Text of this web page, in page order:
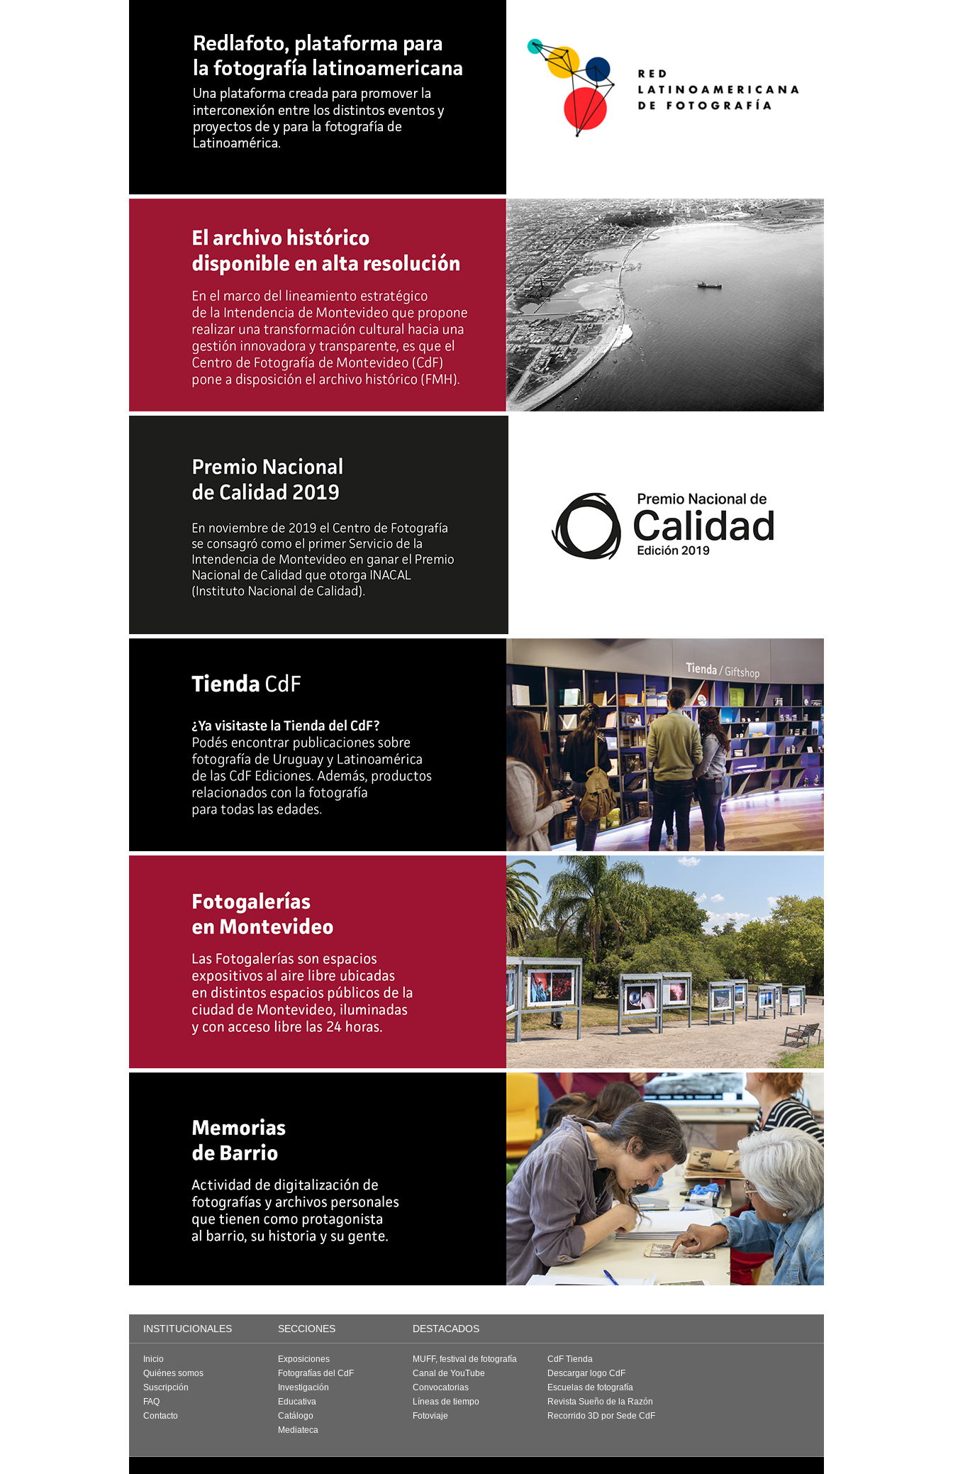
INSTITUCIONALES SECCIONES DESTACADOS
Inicio
Quiénes somos
Suscripción
FAQ
Contacto
Exposiciones
Fotografías del CdF
Investigación
Educativa
Catálogo
Mediateca
MUFF, festival de fotografía
Canal de YouTube
Convocatorias
Líneas de tiempo
Fotoviaje
CdF Tienda
Descargar logo CdF
Escuelas de fotografía
Revista Sueño de la Razón
Recorrido 3D por Sede CdF